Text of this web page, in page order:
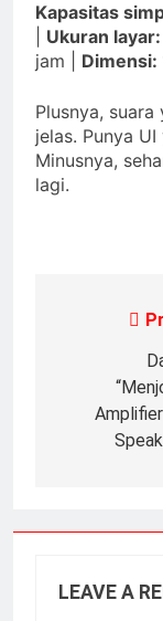
Kapasitas
Ukuran layar:
jam | Dimensi:
Plusnya,
jelas. Punya
Minusnya,
lagi.
LEAVE A